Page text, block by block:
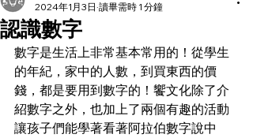
認識數字
2024年1月3日 讀畢需時 1 分鐘
數字是生活上非常基本常用的！從學生
的年紀，家中的人數，到買東西的價
錢，都是要用到數字的！饗文化除了介
紹數字之外，也加上了兩個有趣的活動
讓孩子們能學著看著阿拉伯數字說中